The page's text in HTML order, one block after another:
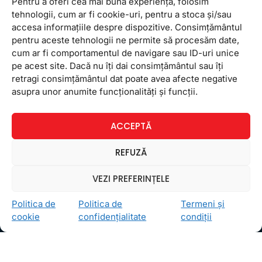
tehnologii, cum ar fi cookie-uri, pentru a stoca și/sau
accesa informațiile despre dispozitive. Consimțământul
pentru aceste tehnologii ne permite să procesăm date,
cum ar fi comportamentul de navigare sau ID-uri unice
pe acest site. Dacă nu îți dai consimțământul sau îți
retragi consimțământul dat poate avea afecte negative
asupra unor anumite funcționalități și funcții.
ACCEPTĂ
REFUZĂ
VEZI PREFERINȚELE
Politica de
cookie
Politica de
confidențialitate
Termeni și
condiții
Ceea ce ne ghidează pe toţi cei din echipa FollowMe
este motto-ulÎnvaţă zâmbind. Vrem să realizăm asta
Locații
FollowMe Vitan